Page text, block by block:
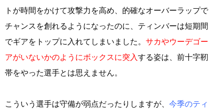
トが時間をかけて攻撃力を高め、的確なオーバーラップで
チャンスを創れるようになったのに、ティンバーは短期間
でギアをトップに入れてしまいました。 サカやウーデゴー
アがいないかのようにボックスに突入する姿は、前十字靭
帯をやった選手とは思えません。
こういう選手は守備が弱点だったりしますが、 今季のティ